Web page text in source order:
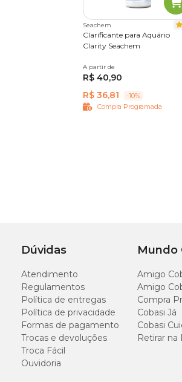
Seachem
Clarificante para Aquário
Clarity Seachem
Único
A partir de
R$ 40,90
R$ 36,81
-10%
Compra Programada
Dúvidas
Atendimento
Regulamentos
Política de entregas
Política de privacidade
Formas de pagamento
Trocas e devoluções
Troca Fácil
Ouvidoria
Mundo
Amigo
Amigo
Compra
Cobasi Já
Cobasi
Retirar na